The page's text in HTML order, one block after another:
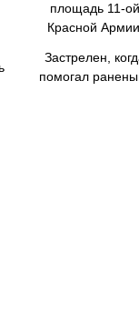
площадь 11-ой
Красной
Застрелен,
помогал